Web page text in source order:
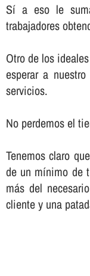
Sí­ a eso le
trabajadores
Otro de los
esperar a
servicios.
No perdemos el
Tenemos claro
de un mí­nimo de
más del
cliente y una